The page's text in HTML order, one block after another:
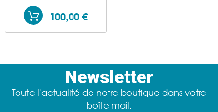
100,00 €
Newsletter
Toute l'actualité de notre boutique dans votre
boîte mail.